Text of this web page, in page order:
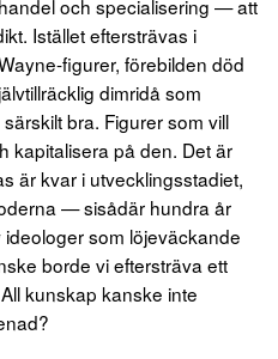
och specialisering — att
Istället eftersträvas i
figurer, förebilden död
dimridå som
bra. Figurer som vill
kapitalisera på den. Det är
är kvar i utvecklingsstadiet,
— sisådär hundra år
som löjeväckande
borde vi eftersträva ett
kunskap kanske inte